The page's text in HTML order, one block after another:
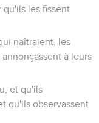
qu'ils les fissent
naîtraient, les
à leurs
et qu'ils
qu'ils observassent